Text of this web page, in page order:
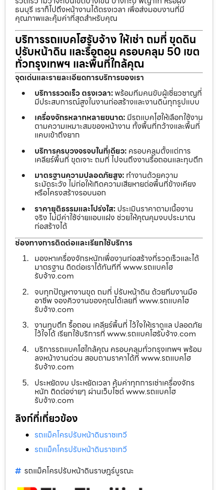
ธนบุรี เราก็ไปถึงหน้างานได้ตรงเวลา เพื่อส่งมอบงานที่มี
คุณภาพและคุ้มค่าที่สุดสำหรับคุณ
บริการรถแบคโฮรับจ้าง ให้เช่า ถมที่ ขุดดิน
ปรับหน้าดิน และรื้อถอน ครอบคลุม 50 เขต
ทั่วกรุงเทพฯ และพื้นที่ใกล้คุณ
จุดเด่นและรายละเอียดการบริการของเรา
บริการรวดเร็ว ตรงเวลา:พร้อมทีมคนขับผู้เชี่ยวชาญที่
มีประสบการณ์สูงในงานก่อสร้างและงานดินทุกรูปแบบ
เครื่องจักรหลากหลายขนาด: มีรถแบคโฮให้เลือกใช้งาน
ตามความเหมาะสมของหน้างาน ทั้งพื้นที่กว้างและพื้นที่
แคบเข้าถึงยาก
บริการครบวงจรจบในที่เดียว: ครอบคลุมตั้งแต่การ
เคลียร์พื้นที่ ขุดเจาะ ถมที่ ไปจนถึงงานรื้อถอนและทุบตึก
มาตรฐานความปลอดภัยสูง: ทำงานด้วยความ
ระมัดระวัง ไม่ก่อให้เกิดความเสียหายต่อพื้นที่ข้างเคียง
หรือโครงสร้างรอบนอก
ราคายุติธรรมและโปร่งใส: ประเมินราคาตามเนื้องาน
จริง ไม่มีค่าใช้จ่ายแอบแฝง ช่วยให้คุณคุมงบประมาณ
ก่อสร้างได้
ช่องทางการติดต่อและเรียกใช้บริการ
มองหาเครื่องจักรหนักเพื่องานก่อสร้างที่รวดเร็วและได้
มาตรฐาน ติดต่อเราได้ทันทีที่ www.รถแบคโฮ
รับจ้าง.com
จบทุกปัญหางานขุด ถมที่ ปรับหน้าดิน ด้วยทีมงานมือ
อาชีพ จองคิวงานของคุณได้เลยที่ www.รถแบคโฮ
รับจ้าง.com
งานทุบตึก รื้อถอน เคลียร์พื้นที่ ไว้ใจให้เราดูแล ปลอดภัย
ไว้ใจได้ เรียกใช้บริการที่ www.รถแบคโฮรับจ้าง.com
บริการรถแบคโฮใกล้คุณ ครอบคลุมทั่วกรุงเทพฯ พร้อม
ลงหน้างานด่วน สอบถามราคาได้ที่ www.รถแบคโฮ
รับจ้าง.com
ประหยัดงบ ประหยัดเวลา คุ้มค่าทุกการเช่าเครื่องจักร
หนัก ติดต่อง่ายๆ ผ่านเว็บไซต์ www.รถแบคโฮ
รับจ้าง.com
ลิงก์ที่เกี่ยวข้อง
รถแม็คโครปรับหน้าดินราชเทวี
รถแม็คโครปรับหน้าดินราชเทวี
รถแม็คโครปรับหน้าดินราษฎร์บูรณะ